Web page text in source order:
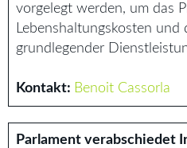
vorgelegt werden, um das
Lebenshaltungskosten und
grundlegender
Kontakt: Benoit Cassorla
Parlament verabschiedet